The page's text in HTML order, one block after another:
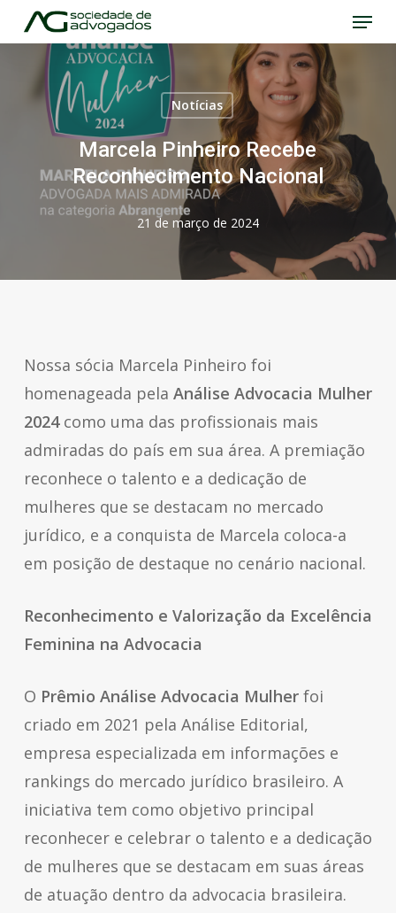
Skip
to
content
Menu
Notícias
Marcela Pinheiro Recebe
Reconhecimento Nacional
21 de março de 2024
Nossa sócia Marcela Pinheiro foi
homenageada pela Análise Advocacia Mulher
2024como uma das profissionais mais
admiradas do país em sua área. A premiação
reconhece o talento e a dedicação de
mulheres que se destacam no mercado
jurídico, e a conquista de Marcela coloca-a
em posição de destaque no cenário nacional.
Reconhecimento e Valorização da Excelência
Feminina na Advocacia
O Prêmio Análise Advocacia Mulherfoi
criado em 2021 pela Análise Editorial,
empresa especializada em informações e
rankings do mercado jurídico brasileiro. A
iniciativa tem como objetivo principal
reconhecer e celebrar o talento e a dedicação
de mulheres que se destacam em suas áreas
de atuação dentro da advocacia brasileira.